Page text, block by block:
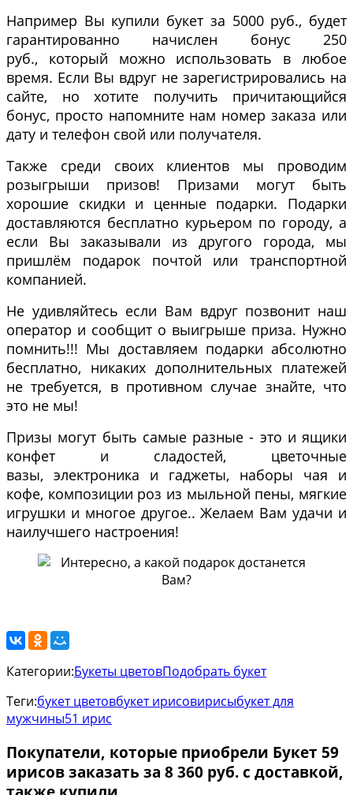
Например Вы купили букет за 5000 руб., будет
гарантированно начислен бонус 250
руб., который можно использовать в любое
время. Если Вы вдруг не зарегистрировались на
сайте, но хотите получить причитающийся
бонус, просто напомните нам номер заказа или
дату и телефон свой или получателя.
Также среди своих клиентов мы проводим
розыгрыши призов! Призами могут быть
хорошие скидки и ценные подарки. Подарки
доставляются бесплатно курьером по городу, а
если Вы заказывали из другого города, мы
пришлём подарок почтой или транспортной
компанией.
Не удивляйтесь если Вам вдруг позвонит наш
оператор и сообщит о выигрыше приза. Нужно
помнить!!! Мы доставляем подарки абсолютно
бесплатно, никаких дополнительных платежей
не требуется, в противном случае знайте, что
это не мы!
Призы могут быть самые разные - это и ящики
конфет и сладостей, цветочные
вазы, электроника и гаджеты, наборы чая и
кофе, композиции роз из мыльной пены, мягкие
игрушки и многое другое.. Желаем Вам удачи и
наилучшего настроения!
Категории:Букеты цветовПодобрать букет
Теги:букет цветовбукет ирисовирисыбукет для
мужчины51 ирис
Покупатели, которые приобрели Букет 59
ирисов заказать за 8 360 руб. с доставкой,